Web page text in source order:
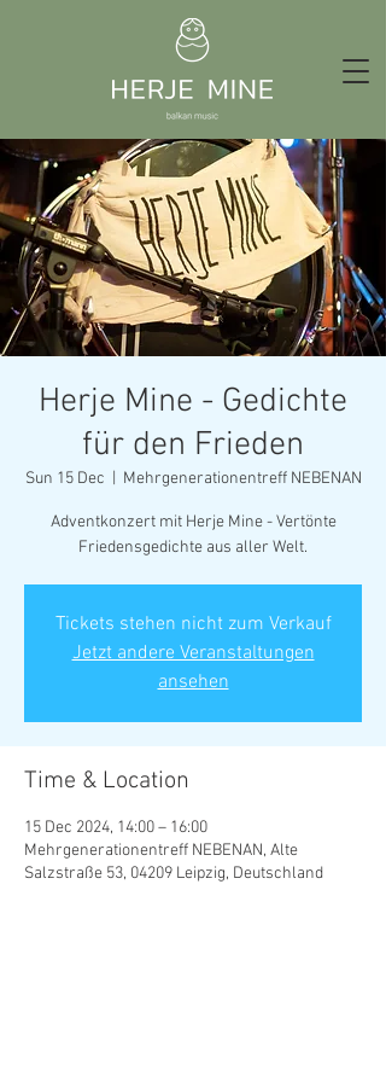
Herje Mine - Gedichte
für den Frieden
Sun 15 Dec Mehrgenerationentreff NEBENAN
Adventkonzert mit Herje Mine - Vertönte
Friedensgedichte aus aller Welt.
Tickets stehen nicht zum Verkauf
Jetzt andere Veranstaltungen
ansehen
Time & Location
15 Dec 2024, 14:00 – 16:00
Mehrgenerationentreff NEBENAN, Alte
Salzstraße 53, 04209 Leipzig, Deutschland